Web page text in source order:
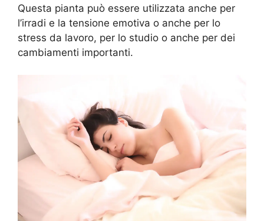
Questa pianta può essere utilizzata anche per
l’irradi e la tensione emotiva o anche per lo
stress da lavoro, per lo studio o anche per dei
cambiamenti importanti.